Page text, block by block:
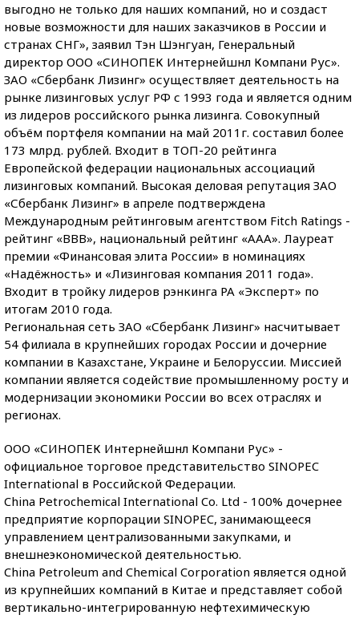
выгодно не только для наших компаний, но и создаст
новые возможности для наших заказчиков в России и
странах СНГ», заявил Тэн Шэнгуан, Генеральный
директор ООО «СИНОПЕК Интернейшнл Компани Рус».
ЗАО «Сбербанк Лизинг» осуществляет деятельность на
рынке лизинговых услуг РФ с 1993 года и является одним
из лидеров российского рынка лизинга. Совокупный
объём портфеля компании на май 2011г. составил более
173 млрд. рублей. Входит в ТОП-20 рейтинга
Европейской федерации национальных ассоциаций
лизинговых компаний. Высокая деловая репутация ЗАО
«Сбербанк Лизинг» в апреле подтверждена
Международным рейтинговым агентством Fitch Ratings -
рейтинг «BBB», национальный рейтинг «ААА». Лауреат
премии «Финансовая элита России» в номинациях
«Надёжность» и «Лизинговая компания 2011 года».
Входит в тройку лидеров рэнкинга РА «Эксперт» по
итогам 2010 года.
Региональная сеть ЗАО «Сбербанк Лизинг» насчитывает
54 филиала в крупнейших городах России и дочерние
компании в Казахстане, Украине и Белоруссии. Миссией
компании является содействие промышленному росту и
модернизации экономики России во всех отраслях и
регионах.
ООО «СИНОПЕК Интернейшнл Компани Рус» -
официальное торговое представительство SINOPEC
International в Российской Федерации.
China Petrochemical International Co. Ltd - 100% дочернее
предприятие корпорации SINOPEC, занимающееся
управлением централизованными закупками, и
внешнеэкономической деятельностью.
China Petroleum and Chemical Corporation является одной
из крупнейших компаний в Китае и представляет собой
вертикально-интегрированную нефтехимическую